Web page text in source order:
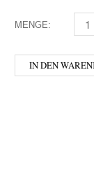
MENGE:
IN DEN